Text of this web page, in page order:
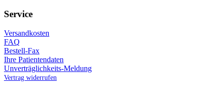
Service
Versandkosten
FAQ
Bestell-Fax
Ihre Patientendaten
Unverträglichkeits-Meldung
Vertrag widerrufen